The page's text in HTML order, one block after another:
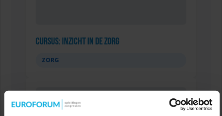
Cursus: Inzicht in de Zorg
ZORG